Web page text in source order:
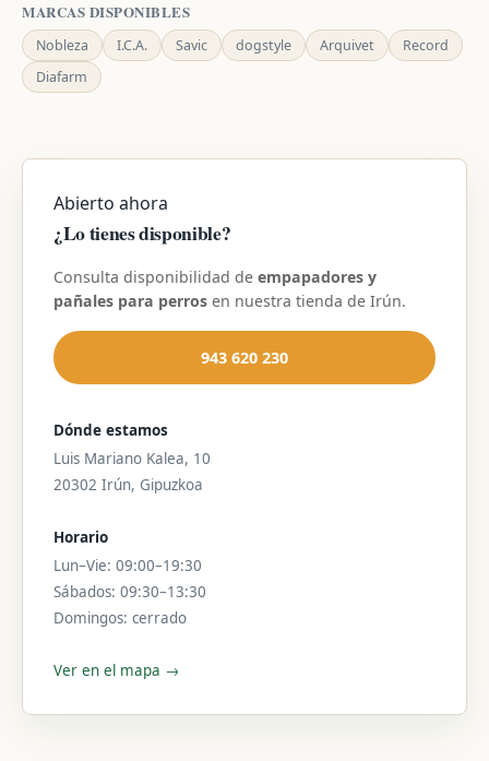
MARCAS DISPONIBLES
Nobleza I.C.A. Savic dogstyle Arquivet
Record
Diafarm
Abierto ahora
¿Lo tienes disponible?
Consulta disponibilidad de empapadores y
pañales para perros en nuestra tienda de Irún.
943 620 230
Dónde estamos
Luis Mariano Kalea, 10
20302 Irún, Gipuzkoa
Horario
Lun–Vie: 09:00–19:30
Sábados: 09:30–13:30
Domingos: cerrado
Ver en el mapa →